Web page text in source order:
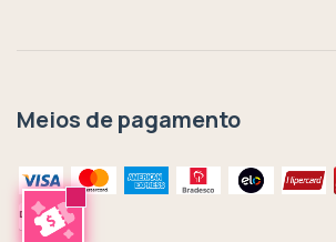
Meios de pagamento